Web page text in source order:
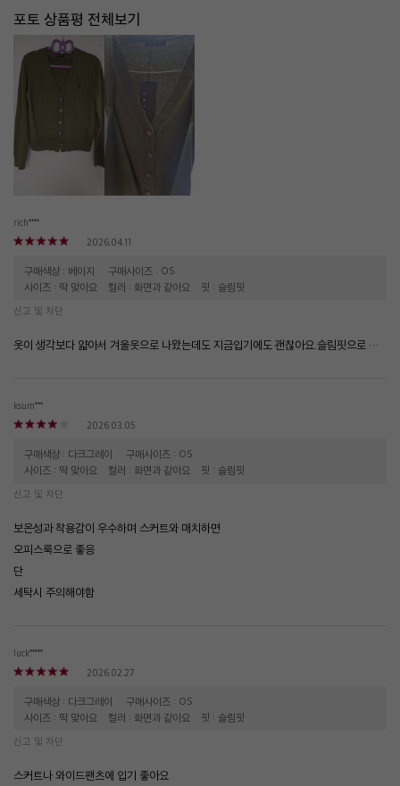
포토 상품평 전체보기
rich****
2026.04.11
구매색상 : 베이지
구매사이즈 : OS
사이즈 : 딱 맞아요
컬러 : 화면과 같아요 핏 : 슬림핏
신고 및 차단
옷이 생각보다 얇아서 겨울옷으로 나왔는데도 지금입기에도 괜찮아요.슬림핏으로 까슬거림없어요
ksum***
2026.03.05
구매색상 : 다크그레이
구매사이즈 : OS
사이즈 : 딱 맞아요
컬러 : 화면과 같아요 핏 : 슬림핏
신고 및 차단
보온성과 착용감이 우수하며 스커트와 매치하면
오피스룩으로 좋응
단
세탁시 주의해야함
luck*****
2026.02.27
구매색상 : 다크그레이
구매사이즈 : OS
사이즈 : 딱 맞아요
컬러 : 화면과 같아요 핏 : 슬림핏
신고 및 차단
스커트나 와이드팬츠에 입기 좋아요